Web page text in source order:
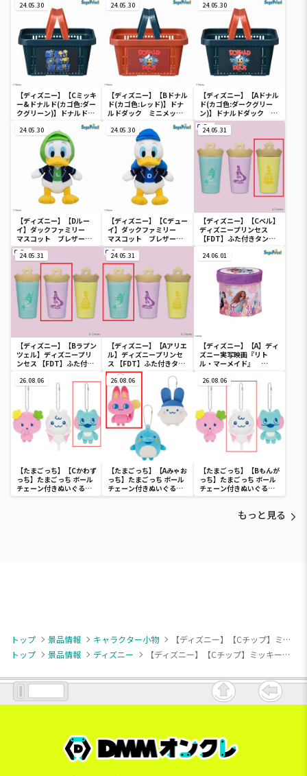
24.05.30
【ディズニー】【Cミッキ
ー&ドナルド(カゴ色:ダー
クグリーン)】ドナルドダ
ック ミニメッシュカゴ
24.05.30
【ディズニー】【Bドナル
ド(カゴ色:レッド)】ドナ
ルドダック ミニメッシ
24.05.30
【ディズニー】【Aドナル
ド(カゴ色:ダークグリー
ン)】ドナルドダック ミ
ニメッシュカゴ
24.05.30
【ディズニー】【Dルー
イ】ダックファミリー
マスコット ブレザーコ
スチューム
24.05.30
【ディズニー】【Cデュー
イ】ダックファミリー
マスコット ブレザーコ
スチューム
24.05.31
【ディズニー】【Cベル】
ディズニープリンセス
【FDT】ふた付きタンブ
24.05.31
【ディズニー】【Bラプン
ツェル】ディズニープリ
ンセス 【FDT】ふた付き
24.05.31
【ディズニー】【Aアリエ
ル】ディズニープリンセ
ス 【FDT】ふた付きタン
ブラー
24.06.01
【ディズニー】【A】ディ
ズニー実写映画『リト
ル・マーメイド』
チェアー
26.08.06
【たまごっち】【Cかわず
っち】たまごっち ボール
チェーン付きぬいぐるみ
～Tamagotchi
26.08.06
【たまごっち】【Aみゃお
っち】たまごっち ボール
チェーン付きぬいぐるみ
～Tamagotchi
26.08.06
【たまごっち】【Bもんが
っち】たまごっち ボール
チェーン付きぬいぐるみ
～Tamagotchi
もっと見る
トップ 景品情報 キャラクター小物
【ディズニー】【Cチップ】ミッキー＆フレンズ ならべてどーみぃふれんず マスコット！①
トップ
景品情報 ディズニー 【ディズニー】【Cチップ】ミッキー＆フレンズ ならべてどーみぃふれんず マスコット！①